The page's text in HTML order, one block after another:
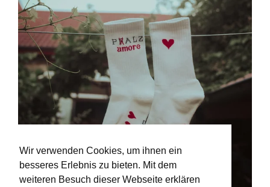
Wir verwenden Cookies, um ihnen ein
besseres Erlebnis zu bieten. Mit dem
weiteren Besuch dieser Webseite erklären